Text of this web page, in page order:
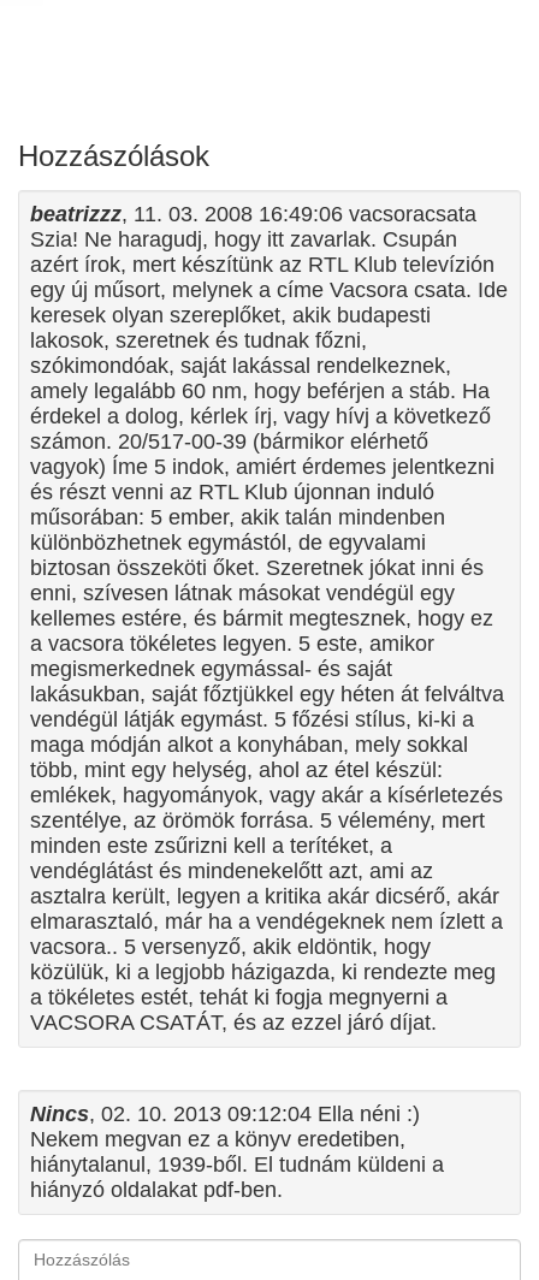
Hozzászólások
beatrizzz, 11. 03. 2008 16:49:06 vacsoracsata
Szia! Ne haragudj, hogy itt zavarlak. Csupán
azért írok, mert készítünk az RTL Klub televízión
egy új műsort, melynek a címe Vacsora csata. Ide
keresek olyan szereplőket, akik budapesti
lakosok, szeretnek és tudnak főzni,
szókimondóak, saját lakással rendelkeznek,
amely legalább 60 nm, hogy beférjen a stáb. Ha
érdekel a dolog, kérlek írj, vagy hívj a következő
számon. 20/517-00-39 (bármikor elérhető
vagyok) Íme 5 indok, amiért érdemes jelentkezni
és részt venni az RTL Klub újonnan induló
műsorában: 5 ember, akik talán mindenben
különbözhetnek egymástól, de egyvalami
biztosan összeköti őket. Szeretnek jókat inni és
enni, szívesen látnak másokat vendégül egy
kellemes estére, és bármit megtesznek, hogy ez
a vacsora tökéletes legyen. 5 este, amikor
megismerkednek egymással- és saját
lakásukban, saját főztjükkel egy héten át felváltva
vendégül látják egymást. 5 főzési stílus, ki-ki a
maga módján alkot a konyhában, mely sokkal
több, mint egy helység, ahol az étel készül:
emlékek, hagyományok, vagy akár a kísérletezés
szentélye, az örömök forrása. 5 vélemény, mert
minden este zsűrizni kell a terítéket, a
vendéglátást és mindenekelőtt azt, ami az
asztalra került, legyen a kritika akár dicsérő, akár
elmarasztaló, már ha a vendégeknek nem ízlett a
vacsora.. 5 versenyző, akik eldöntik, hogy
közülük, ki a legjobb házigazda, ki rendezte meg
a tökéletes estét, tehát ki fogja megnyerni a
VACSORA CSATÁT, és az ezzel járó díjat.
Nincs, 02. 10. 2013 09:12:04 Ella néni :)
Nekem megvan ez a könyv eredetiben,
hiánytalanul, 1939-ből. El tudnám küldeni a
hiányzó oldalakat pdf-ben.